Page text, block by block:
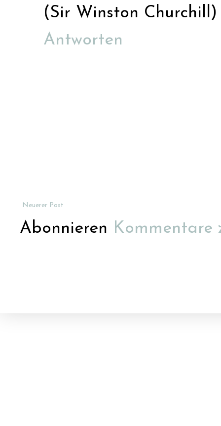
(Sir Winston Churchill)
Antworten
Neuerer Post
Abonnieren Kommentare